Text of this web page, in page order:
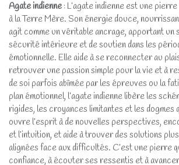
Agate indienne : L’agate indienne est une
à la Terre Mère. Son énergie douce,
agit comme un véritable ancrage, apportant un
sécurité intérieure et de soutien dans les
émotionnelle. Elle aide à se reconnecter au
retrouver une passion simple pour la vie et à
de soi parfois abîmée par les épreuves ou la
plan émotionnel, l’agate indienne libère les
rigides, les croyances limitantes et les dogmes
ouvre l’esprit à de nouvelles perspectives,
et l’intuition, et aide à trouver des solutions
alignées face aux difficultés. C’est une pierre
confiance, à écouter ses ressentis et à